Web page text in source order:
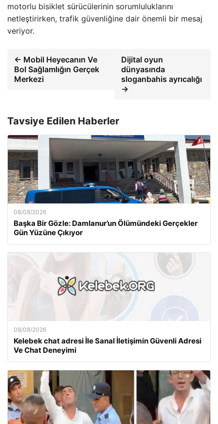
motorlu bisiklet sürücülerinin sorumluluklarını
netleştirirken, trafik güvenliğine dair önemli bir mesaj
veriyor.
← Mobil Heyecanın Ve
Bol Sağlamlığın Gerçek
Merkezi
Dijital oyun
dünyasında
sloganbahis ayrıcalığı
→
Tavsiye Edilen Haberler
08/08/2026
Başka Bir Gözle: Damlanur’un Ölümündeki Gerçekler
Gün Yüzüne Çıkıyor
08/08/2026
Kelebek chat adresi İle Sanal İletişimin Güvenli Adresi
Ve Chat Deneyimi